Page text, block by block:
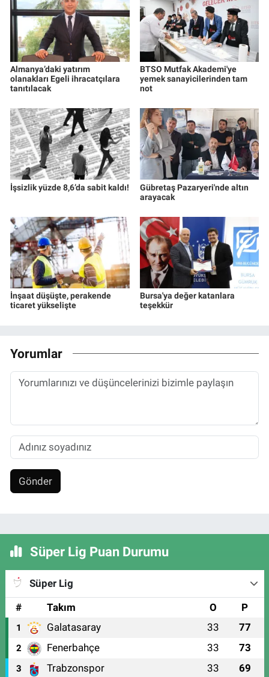
Almanya’daki yatırım
olanakları Egeli ihracatçılara
tanıtılacak
BTSO Mutfak Akademi'ye
yemek sanayicilerinden tam
not
İşsizlik yüzde 8,6’da sabit kaldı!
Gübretaş Pazaryeri'nde altın
arayacak
İnşaat düşüşte, perakende
ticaret yükselişte
Bursa'ya değer katanlara
teşekkür
Yorumlar
Gönder
Süper Lig Puan Durumu
Süper Lig
#
Takım O P
1 Galatasaray 33 77
2 Fenerbahçe 33 73
3 Trabzonspor 33 69